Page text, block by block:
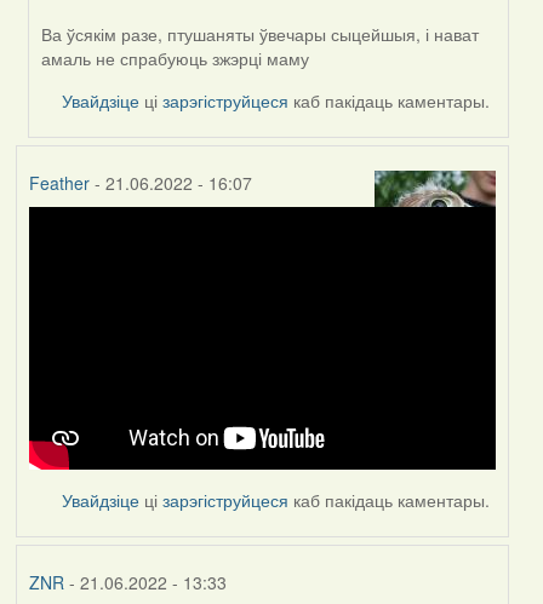
Ва ўсякім разе, птушаняты ўвечары сыцейшыя, і нават
амаль не спрабуюць зжэрці маму
Увайдзіце цізарэгіструйцеся каб пакідаць каментары.
Feather- 21.06.2022 - 16:07
Увайдзіце цізарэгіструйцеся каб пакідаць каментары.
ZNR - 21.06.2022 - 13:33